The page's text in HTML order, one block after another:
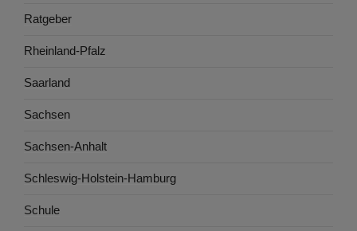
Ratgeber
Rheinland-Pfalz
Saarland
Sachsen
Sachsen-Anhalt
Schleswig-Holstein-Hamburg
Schule